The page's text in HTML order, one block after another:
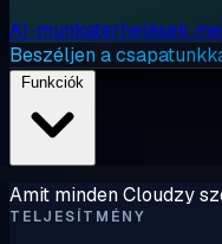
AI-munkaterhelések
Beszéljen a
Amit minden Cloudzy
TELJESÍTMÉNY